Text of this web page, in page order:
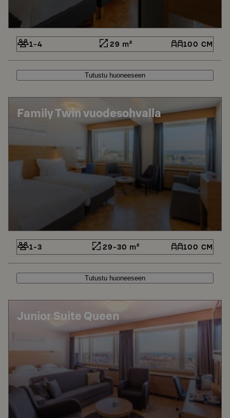
1-4 29 m² 100 CM
Tutustu huoneeseen
Family Twin vuodesohvalla
1-3 29-30 m² 100 CM
Tutustu huoneeseen
Junior Suite Queen